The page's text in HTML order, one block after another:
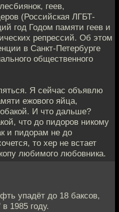
геев,
(Российская ЛГБТ-
год Годом памяти геев и
репрессий. Об этом
в Санкт-Петербурге
общественного
Я сейчас объявлю
ежового яйца,
И что дальше?
что до пидоров никому
и пидорам не до
то хер не встает
любимого любовника.
упадёт до 18 баксов,
1985 году.